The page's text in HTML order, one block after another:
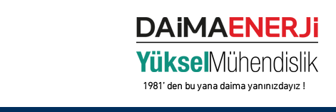
1981’ den bu yana daima yanınızdayız !